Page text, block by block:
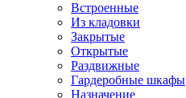
Встроенные
Из кладовки
Закрытые
Открытые
Раздвижные
Гардеробные шкафы
Назначение